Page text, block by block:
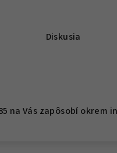
Diskusia
na Vás zapôsobí